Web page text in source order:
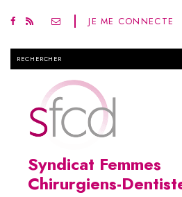
JE ME CONNECTE
Syndicat Femmes
Chirurgiens-